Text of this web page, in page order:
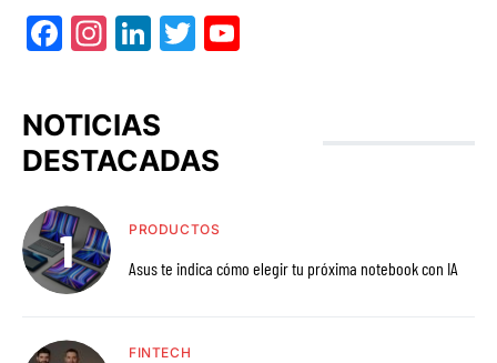
Facebook
Instagram
LinkedIn
Twitter
NOTICIAS
DESTACADAS
PRODUCTOS
Asus te indica cómo elegir tu próxima notebook con IA
FINTECH